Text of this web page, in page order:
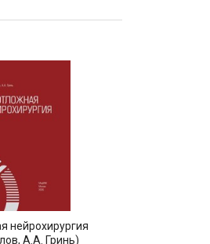
нейрохирургия
А.А. Гринь)